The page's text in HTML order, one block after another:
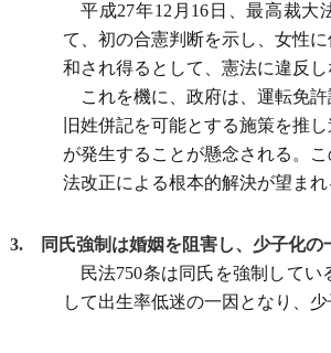
平成27年12月16日、最高裁大
て、初の合憲判断を示し、女性
和され得るとして、憲法に違反し
これを機に、政府は、運転免
旧姓併記を可能とする施策を推
が発生することが懸念される。
法改正による根本的解決が望まれ
3. 同氏強制は婚姻を阻害し、少子化の
民法750条は同氏を強制して
して出生率低迷の一因となり、少